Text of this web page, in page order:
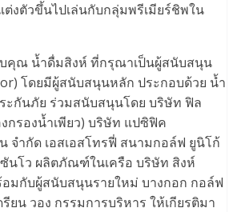
ต่งตัวขึ้นไปเล่นกับกลุ่มพรีเมียร์ชิพใน
บคุณ น้ำดื่มสิงห์ ที่กรุณาเป็นผู้สนับสนุน
โดยมีผู้สนับสนุนหลัก ประกอบด้วย น้ำ
ะกันภัย ร่วมสนับสนุนโดย บริษัท ฟิล
กรองน้ำเพียว) บริษัท แปซิฟิค
จำกัด เอสเอสโทรฟี่ สนามกอล์ฟ ยูนิโก้
ซันโว ผลิตภัณฑ์ในเครือ บริษัท สิงห์
มกับผู้สนับสนุนรายใหม่ บางกอก กอล์ฟ
รียน วอง กรรมการบริหาร ให้เกียรติมา